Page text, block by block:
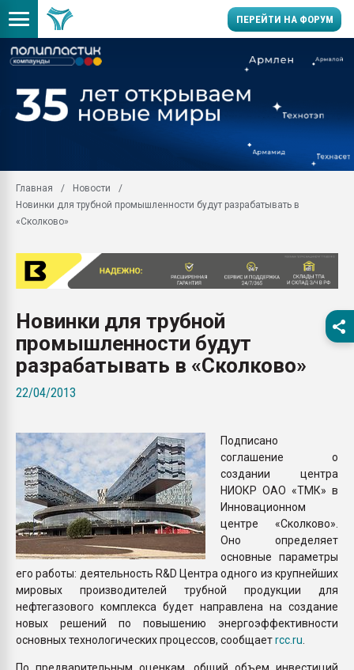
ПЕРЕЙТИ НА ФОРУМ
производство SPC
заводу пластмасс"
28.07.2026
первый план в
28.07.2026
ситуацией на
Всё, что касается
Главная
Новости
Новинки для трубной промышленности будут разрабатывать в
«Сколково»
Новинки для трубной
промышленности будут
разрабатывать в «Сколково»
22/04/2013
Подписано
соглашение о
создании центра
НИОКР ОАО «ТМК» в
Инновационном
центре «Сколково».
Оно определяет
основные параметры
его работы: деятельность R&D Центра одного из крупнейших
мировых производителей трубной продукции для
нефтегазового комплекса будет направлена на создание
новых решений по повышению энергоэффективности
основных технологических процессов, сообщаетrcc.ru
По предварительным оценкам, общий объем инвестиций